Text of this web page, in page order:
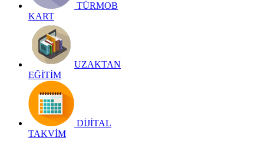
TÜRMOB
KART
UZAKTAN
EĞİTİM
DİJİTAL
TAKVİM